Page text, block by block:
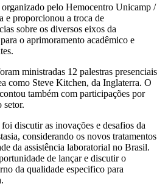
pelo Hemocentro Unicamp /
e proporcionou a troca de
sobre os diversos eixos da
o aprimoramento acadêmico e
ministradas 12 palestras presenciais
como Steve Kitchen, da Inglaterra. O
também com participações por
setor.
discutir as inovações e desafios da
considerando os novos tratamentos
da assistência laboratorial no Brasil.
de lançar e discutir o
da qualidade especifico para